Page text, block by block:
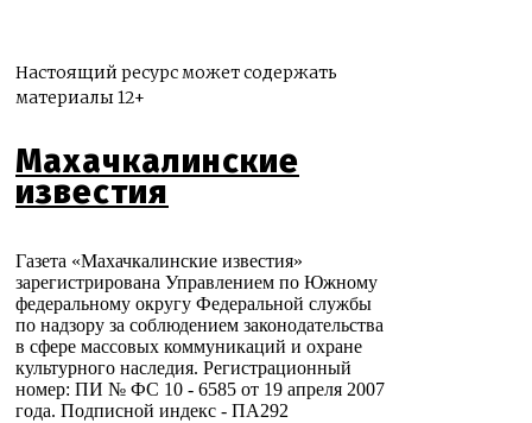
Настоящий ресурс может содержать
материалы 12+
Махачкалинские
известия
Газета «Махачкалинские известия»
зарегистрирована Управлением по Южному
федеральному округу Федеральной службы
по надзору за соблюдением законодательства
в сфере массовых коммуникаций и охране
культурного наследия. Регистрационный
номер: ПИ № ФС 10 - 6585 от 19 апреля 2007
года. Подписной индекс - ПА292